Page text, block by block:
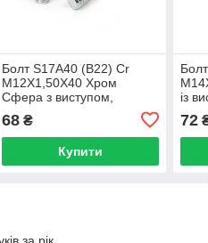
Болт S17A40 (B22) Cr
M12X1,50X40 Хром
Сфера з виступом,
неповна різь, ключ 17 мм
68₴
Купити
із
72